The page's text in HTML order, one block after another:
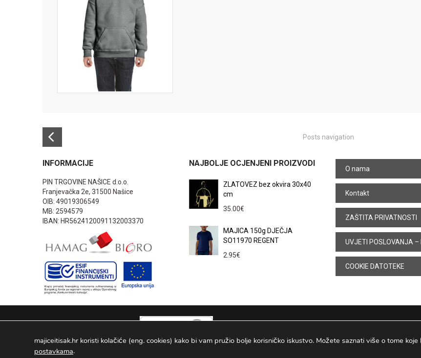
Posts navigation
INFORMACIJE
PIN TRGOVINE NAŠICE d.o.o.
Franjevačka 2e, 31500 Našice
OIB: 49019306549
MB: 2594579
IBAN: HR5624120091132003370
NAJBOLJE OCJENJENI PROIZVODI
ZLATOVEZ bez okvira 30x40
cm
35.00€
MAJICA 150g DJEČJA
SO11970 REGENT
2.95€
O nama
Kontakt
ZAŠTITA PRIVATNOSTI
UVJETI POSLOVANJA –
COOKIE DATOTEKE
PIN TRGOVINE
majiceitisak.hr koristi kolačiće (eng. cookies) kako bi vam pružio bolje korisničko iskustvo. Možete saznati više o tome
postavkama.